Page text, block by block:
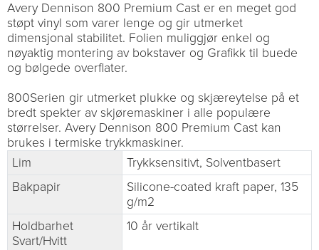
Avery Dennison 800 Premium Cast er en meget god
støpt vinyl som varer lenge og gir utmerket
dimensjonal stabilitet. Folien muliggjør enkel og
nøyaktig montering av bokstaver og Grafikk til buede
og bølgede overflater.
800Serien gir utmerket plukke og skjæreytelse på et
bredt spekter av skjøremaskiner i alle populære
størrelser. Avery Dennison 800 Premium Cast kan
brukes i termiske trykkmaskiner.
Lim
Trykksensitivt, Solventbasert
Bakpapir
Silicone-coated kraft paper, 135
g/m2
Holdbarhet
Svart/Hvitt
10 år vertikalt